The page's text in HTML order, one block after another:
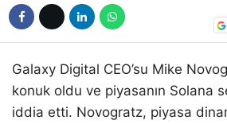
Galaxy Digital CEO’su Mike
konuk oldu ve piyasanın Solana
iddia etti. Novogratz, piyasa